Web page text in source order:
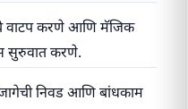
वाटप करणे आणि मॅजिक
सुरुवात करणे.
जागेची निवड आणि बांधकाम